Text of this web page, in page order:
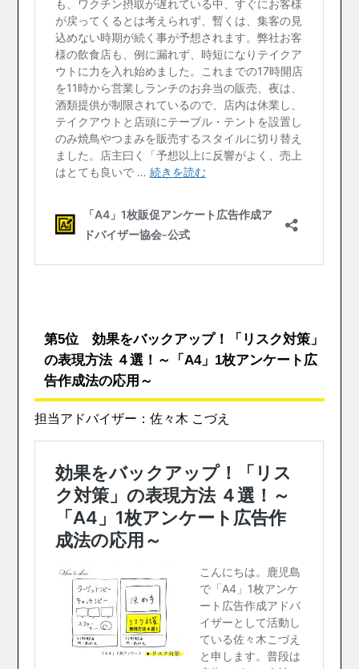
第5位 効果をバックアップ！「リスク対策」
の表現方法 ４選！～「A4」1枚アンケート広
告作成法の応用～
担当アドバイザー：佐々木 こづえ